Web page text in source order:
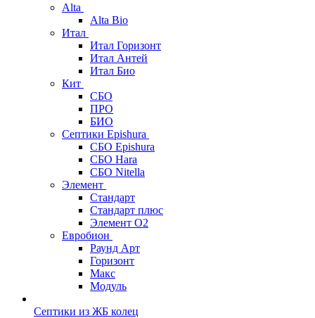
Alta
Alta Bio
Итал
Итал Горизонт
Итал Антей
Итал Био
Кит
СБО
ПРО
БИО
Септики Epishura
СБО Epishura
СБО Hara
СБО Nitella
Элемент
Стандарт
Стандарт плюс
Элемент О2
Евробион
Раунд Арт
Горизонт
Макс
Модуль
Септики из ЖБ колец